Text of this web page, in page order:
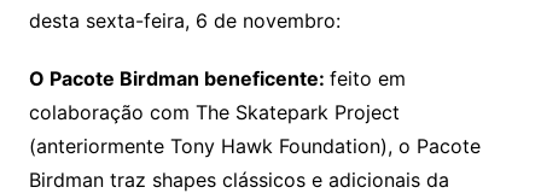
desta sexta-feira, 6 de novembro:
O Pacote Birdman beneficente: feito em
colaboração com The Skatepark Project
(anteriormente Tony Hawk Foundation), o Pacote
Birdman traz shapes clássicos e adicionais da